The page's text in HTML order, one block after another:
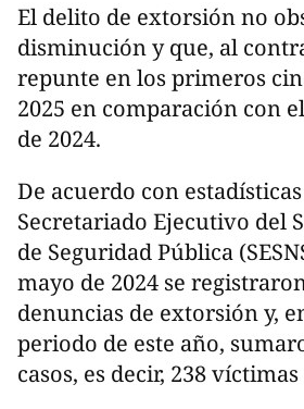
El delito de extorsión no
disminución y que, al
repunte en los primeros
2025 en comparación con
de 2024.
De acuerdo con
Secretariado Ejecutivo del
de Seguridad Pública
mayo de 2024 se
denuncias de extorsión y,
periodo de este año,
casos, es decir, 238 víctimas